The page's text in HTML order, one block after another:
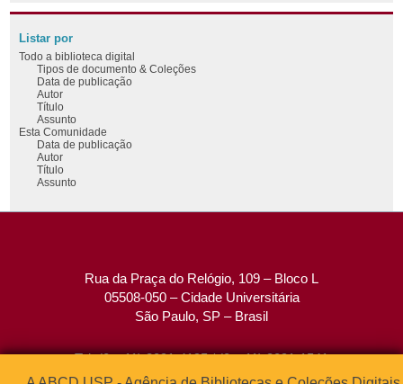
Listar por
Todo a biblioteca digital
Tipos de documento & Coleções
Data de publicação
Autor
Título
Assunto
Esta Comunidade
Data de publicação
Autor
Título
Assunto
Rua da Praça do Relógio, 109 – Bloco L
05508-050 – Cidade Universitária
São Paulo, SP – Brasil
Tel: (0xx11) 3091-4195 / (0xx11) 3091-1541
Fax: (0xx11) 3091-1567